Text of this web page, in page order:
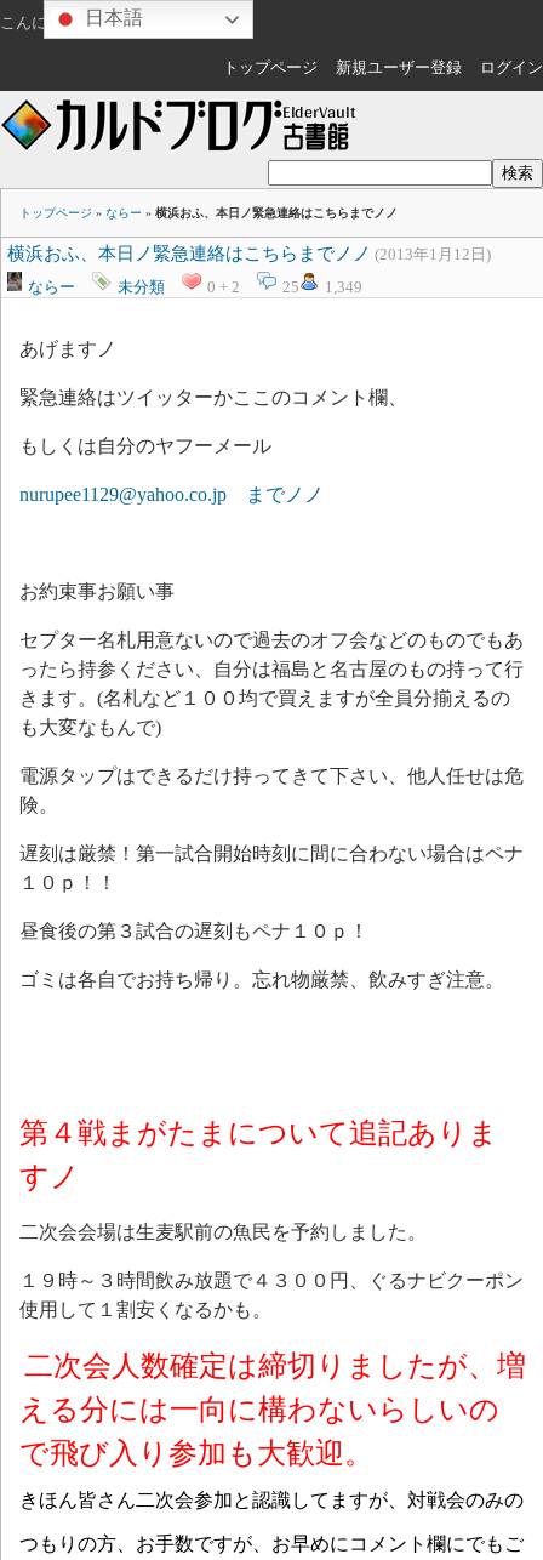
こんにちは ゲスト さん
トップページ 新規ユーザー登録 ログイン
トップページ » ならー » 横浜おふ、本日ノ緊急連絡はこちらまでノノ
横浜おふ、本日ノ緊急連絡はこちらまでノノ (2013年1月12日)
ならー
未分類 0 + 2 25 1,349
あげますノ
緊急連絡はツイッターかここのコメント欄、
もしくは自分のヤフーメール
nurupee1129@yahoo.co.jp までノノ
お約束事お願い事
セプター名札用意ないので過去のオフ会などのものでもあ
ったら持参ください、自分は福島と名古屋のもの持って行
きます。(名札など１００均で買えますが全員分揃えるの
も大変なもんで)
電源タップはできるだけ持ってきて下さい、他人任せは危
険。
遅刻は厳禁！第一試合開始時刻に間に合わない場合はペナ
１０ｐ！！
昼食後の第３試合の遅刻もペナ１０ｐ！
ゴミは各自でお持ち帰り。忘れ物厳禁、飲みすぎ注意。
第４戦まがたまについて追記ありま
すノ
二次会会場は生麦駅前の魚民を予約しました。
１９時～３時間飲み放題で４３００円、ぐるナビクーポン
使用して１割安くなるかも。
二次会人数確定は締切りましたが、増
える分には一向に構わないらしいの
で飛び入り参加も大歓迎。
きほん皆さん二次会参加と認識してますが、対戦会のみの
つもりの方、お手数ですが、お早めにコメント欄にでもご
日本語